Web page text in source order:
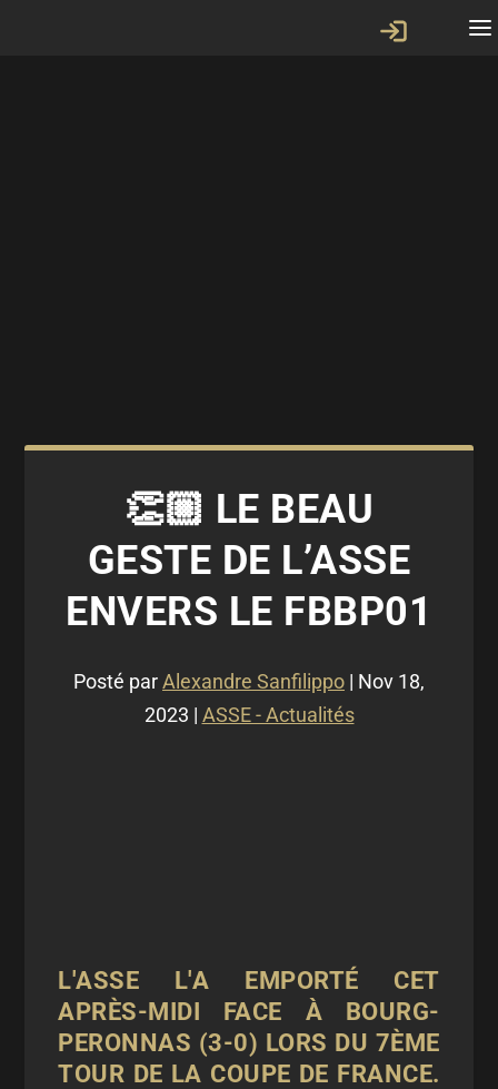
👏🏼 LE BEAU
GESTE DE L’ASSE
ENVERS LE FBBP01
Posté parAlexandre Sanfilippo | Nov 18,
2023 | ASSE - Actualités
L'ASSE L'A EMPORTÉ CET
APRÈS-MIDI FACE À BOURG-
PERONNAS (3-0) LORS DU 7ÈME
TOUR DE LA COUPE DE FRANCE.